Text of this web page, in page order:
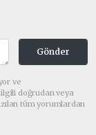
Gönder
ve
doğrudan veya
tüm yorumlardan